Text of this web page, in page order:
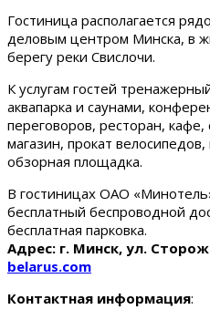
Гостиница располагается
деловым центром Минска, в
берегу реки Свислочи.
К услугам гостей
аквапарка и саунами,
переговоров, ресторан, кафе,
магазин, прокат
обзорная площадка.
В гостиницах ОАО
бесплатный беспроводной
бесплатная парковка.
Адрес: г. Минск, ул.
belarus.com
Контактная информация: